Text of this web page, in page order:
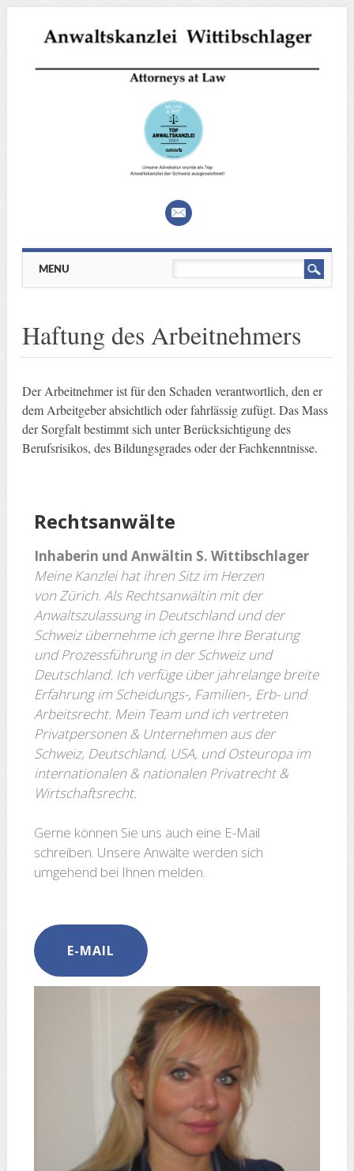
Main menu
MENU
Haftung des Arbeitnehmers
Der Arbeitnehmer ist für den Schaden verantwortlich, den er
dem Arbeitgeber absichtlich oder fahrlässig zufügt. Das Mass
der Sorgfalt bestimmt sich unter Berücksichtigung des
Berufsrisikos, des Bildungsgrades oder der Fachkenntnisse.
Rechtsanwälte
Inhaberin und Anwältin S. Wittibschlager
Meine Kanzlei hat ihren Sitz im Herzen
von Zürich. Als Rechtsanwältin mit der
Anwaltszulassung in Deutschland und der
Schweiz übernehme ich gerne Ihre Beratung
und Prozessführung in der Schweiz und
Deutschland. Ich verfüge über jahre­lange breite
Erfah­rung im Scheidungs-, Familien-, Erb- und
Arbeits­recht. Mein Team und ich vertreten
Privatpersonen & Unternehmen aus der
Schweiz, Deutschland, USA, und Osteuropa im
internationalen & nationalen Privatrecht &
Wirtschaftsrecht.
Gerne können Sie uns auch eine E-Mail
schreiben. Unsere Anwälte werden sich
umgehend bei Ihnen melden.
E-MAIL